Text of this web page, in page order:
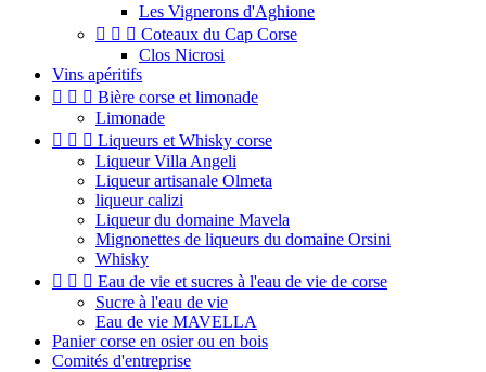
Les Vignerons d'Aghione
   Coteaux du Cap Corse
Clos Nicrosi
Vins apéritifs
   Bière corse et limonade
Limonade
   Liqueurs et Whisky corse
Liqueur Villa Angeli
Liqueur artisanale Olmeta
liqueur calizi
Liqueur du domaine Mavela
Mignonettes de liqueurs du domaine Orsini
Whisky
   Eau de vie et sucres à l'eau de vie de corse
Sucre à l'eau de vie
Eau de vie MAVELLA
Panier corse en osier ou en bois
Comités d'entreprise